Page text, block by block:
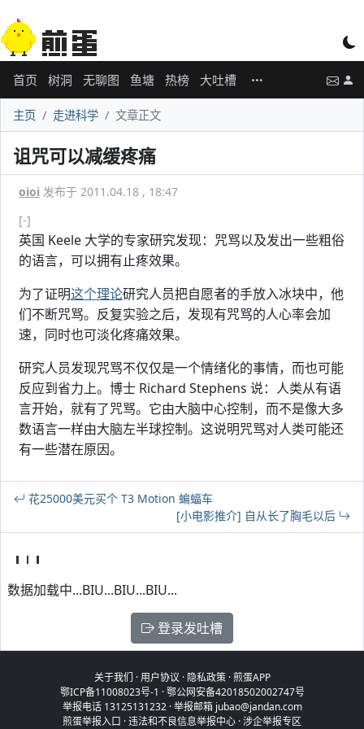
首页 树洞 无聊图 鱼塘 热榜 大吐槽
主页 走进科学 文章正文
诅咒可以减缓疼痛
oioi 发布于 2011.04.18 , 18:47
[-]
英国 Keele 大学的专家研究发现：咒骂以及发出一些粗俗
的语言，可以拥有止疼效果。
为了证明这个理论研究人员把自愿者的手放入冰块中，他
们不断咒骂。反复实验之后，发现有咒骂的人心率会加
速，同时也可淡化疼痛效果。
研究人员发现咒骂不仅仅是一个情绪化的事情，而也可能
反应到省力上。博士 Richard Stephens 说：人类从有语
言开始，就有了咒骂。它由大脑中心控制，而不是像大多
数语言一样由大脑左半球控制。这说明咒骂对人类可能还
有一些潜在原因。
花25000美元买个 T3 Motion 蝙蝠车
[小电影推介] 自从长了胸毛以后
数据加载中...BIU...BIU...BIU...
登录发吐槽
关于我们 ·用户协议 · 隐私政策·煎蛋APP
鄂ICP备11008023号-1 ·鄂公网安备42018502002747号
举报电话 13125131232 · 举报邮箱 jubao@jandan.com
煎蛋举报入口 ·违法和不良信息举报中心 ·涉企举报专区